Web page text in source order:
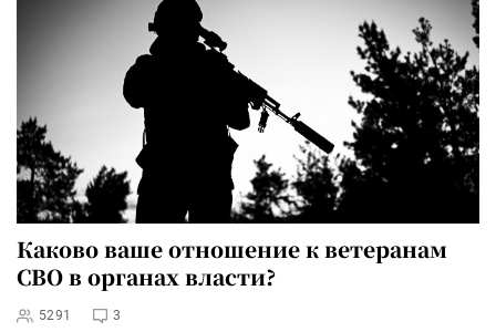
Каково ваше отношение к ветеранам
СВО в органах власти?
5291 3